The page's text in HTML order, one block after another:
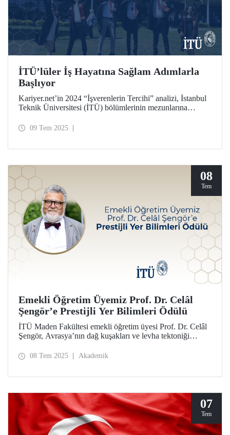
İTÜ’lüler İş Hayatına Sağlam Adımlarla
Başlıyor
Kariyer.net’in 2024 “İşverenlerin Tercihi” analizi, İstanbul
Teknik Üniversitesi (İTÜ) bölümlerinin mezunlarına
yansıtan dikkat çekici sonuçlar ortaya koydu.
09 Tem 2025
08
Tem
Emekli Öğretim Üyemiz Prof. Dr. Celâl
Şengör’e Prestijli Yer Bilimleri Ödülü
İTÜ Maden Fakültesi emekli öğretim üyesi Prof. Dr. Celâl
Şengör, Avrasya’nın dağ kuşakları ve levha tektoniği
tarafından 2025 Akiho Miyashiro Ödülü’ne layık görüldü.
08 Tem 2025 Akademik
07
Tem